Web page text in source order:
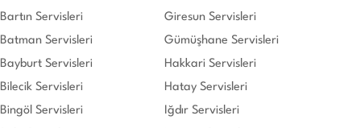
Bartın Servisleri
Batman Servisleri
Bayburt Servisleri
Bilecik Servisleri
Bingöl Servisleri
Giresun Servisleri
Gümüşhane Servisleri
Hakkari Servisleri
Hatay Servisleri
Iğdır Servisleri